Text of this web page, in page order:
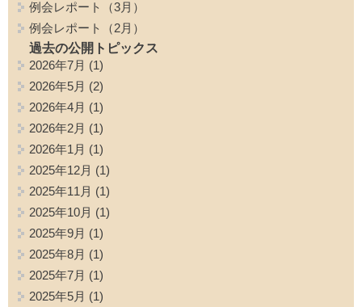
例会レポート（3月）
例会レポート（2月）
過去の公開トピックス
2026年7月 (1)
2026年5月 (2)
2026年4月 (1)
2026年2月 (1)
2026年1月 (1)
2025年12月 (1)
2025年11月 (1)
2025年10月 (1)
2025年9月 (1)
2025年8月 (1)
2025年7月 (1)
2025年5月 (1)